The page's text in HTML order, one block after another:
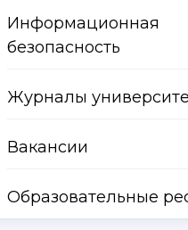
Информационная
безопасность
Журналы
Вакансии
Образовательные